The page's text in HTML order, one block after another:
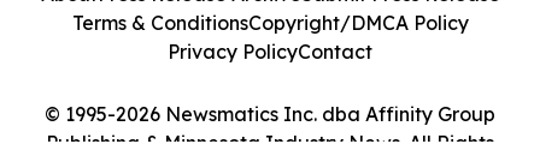
© 1995-2026 Newsmatics Inc. dba Affinity Group
Publishing & Minnesota Industry News. All Rights
Terms & ConditionsCopyright/DMCA Policy
Privacy PolicyContact